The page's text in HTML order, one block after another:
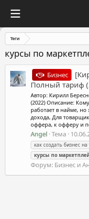
Теги
курсы по
Бизнес
Полный тариф
Автор: Кирилл
(2022) Описание:
работает в найме,
дохода, Для
оффера, к офферу и
Angel Тема
как создать бизнес
курсы по
Форум: Бизнес и